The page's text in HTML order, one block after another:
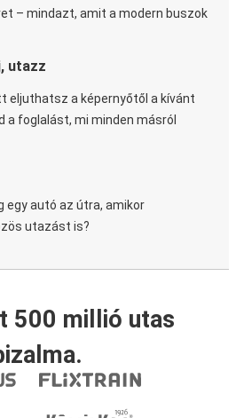
– mindazt, amit a modern buszok
utazz
eljuthatsz a képernyőtől a kívánt
a foglalást, mi minden másról
egy autó az útra, amikor
utazást is?
500 millió utas